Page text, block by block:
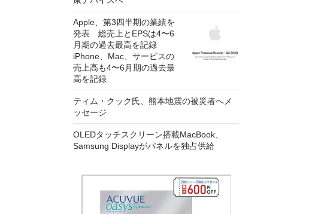
Apple、第3四半期の業績を
発表 総売上とEPSは4〜6
月期の過去最高を記録
iPhone、Mac、サービスの
売上高も4〜6月期の過去最
高を記録
ティム・クック氏、熊本地震の被災者へメ
ッセージ
OLEDタッチスクリーン搭載MacBook、
Samsung Displayがパネルを独占供給